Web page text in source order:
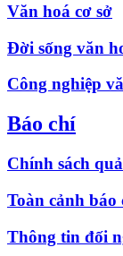
Văn hoá cơ sở
Đời sống văn
Công nghiệp
Báo chí
Chính sách
Toàn cảnh báo
Thông tin đối